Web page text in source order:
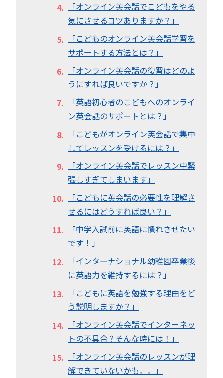
「オンライン英会話でこどもをやる
気にさせるコツありますか？」
「こどものオンライン英会話学習を
サポートする方法とは？」
「オンライン英会話の復習はどのよ
うにすれば良いですか？」
「英語初心者のこどもへのオンライ
ン英会話のサポートとは？」
「こどもがオンライン英会話で集中
してレッスンを受けるには？」
「オンライン英会話でレッスン中緊
張しすぎてしまいます」
「こどもに英会話の必要性を理解さ
せるにはどうすれば良い？」
「中学入試前に英語に慣れさせたい
です！」
「インターナショナル幼稚園卒業後
に英語力を維持するには？」
「こどもに英語を勉強する理由をど
う説明しますか？」
「オンライン英会話でインターネッ
トの不具合？そんな時には！」
「オンライン英会話のレッスンが理
解できていないかも。。」